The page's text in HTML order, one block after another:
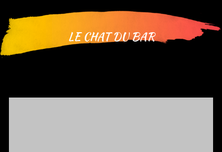
LE CHAT DU BAR